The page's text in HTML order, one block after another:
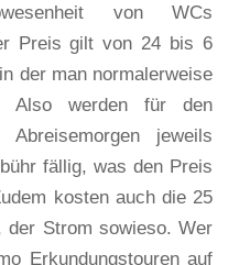
von WCs
Preis gilt von 24 bis 6
der man normalerweise
Also werden für den
jeweils
fällig, was den Preis
kosten auch die 25
der Strom sowieso. Wer
Erkundungstouren auf